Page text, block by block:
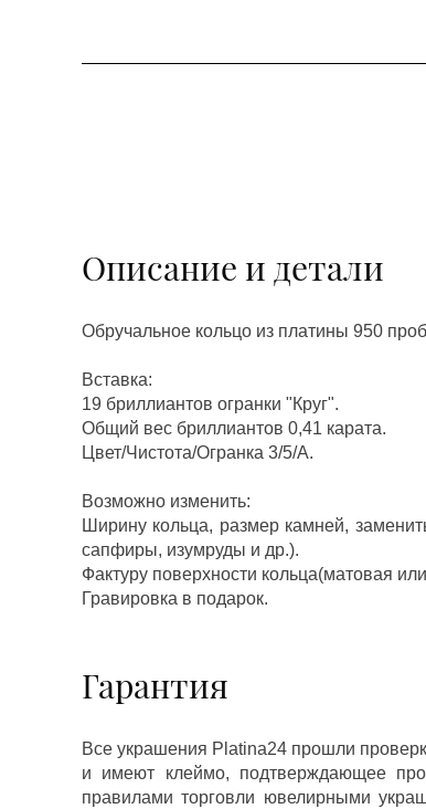
Описание и детали
Обручальное кольцо из платины 950
Вставка:
19 бриллиантов огранки "Круг".
Общий вес бриллиантов 0,41 карата.
Цвет/Чистота/Огранка 3/5/А.
Возможно изменить:
Ширину кольца, размер камней,
сапфиры, изумруды и др.).
Фактуру поверхности кольца(матовая
Гравировка в подарок.
Гарантия
Все украшения Platina24 прошли
и имеют клеймо, подтверждающее
правилами торговли ювелирными